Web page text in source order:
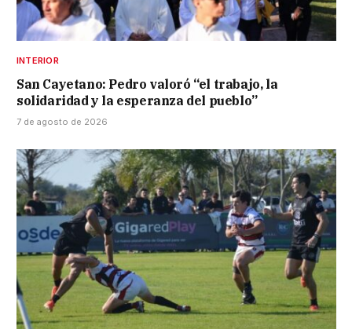
INTERIOR
San Cayetano: Pedro valoró “el trabajo, la
solidaridad y la esperanza del pueblo”
7 de agosto de 2026